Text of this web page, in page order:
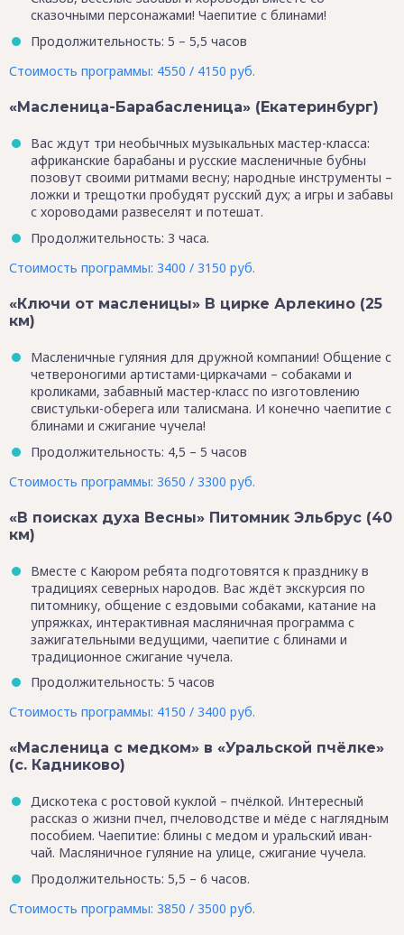
сказочными персонажами! Чаепитие с блинами!
Продолжительность: 5 – 5,5 часов
Стоимость программы: 4550 / 4150 руб.
«Масленица-Барабасленица» (Екатеринбург)
Вас ждут три необычных музыкальных мастер-класса:
африканские барабаны и русские масленичные бубны
позовут своими ритмами весну; народные инструменты –
ложки и трещотки пробудят русский дух; а игры и забавы
с хороводами развеселят и потешат.
Продолжительность: 3 часа.
Стоимость программы: 3400 / 3150 руб.
«Ключи от масленицы» В цирке Арлекино (25
км)
Масленичные гуляния для дружной компании! Общение с
четвероногими артистами-циркачами – собаками и
кроликами, забавный мастер-класс по изготовлению
свистульки-оберега или талисмана. И конечно чаепитие с
блинами и сжигание чучела!
Продолжительность: 4,5 – 5 часов
Стоимость программы: 3650 / 3300 руб.
«В поисках духа Весны» Питомник Эльбрус (40
км)
Вместе с Каюром ребята подготовятся к празднику в
традициях северных народов. Вас ждёт экскурсия по
питомнику, общение с ездовыми собаками, катание на
упряжках, интерактивная масляничная программа с
зажигательными ведущими, чаепитие с блинами и
традиционное сжигание чучела.
Продолжительность: 5 часов
Стоимость программы: 4150 / 3400 руб.
«Масленица с медком» в «Уральской пчёлке»
(с. Кадниково)
Дискотека с ростовой куклой – пчёлкой. Интересный
рассказ о жизни пчел, пчеловодстве и мёде с наглядным
пособием. Чаепитие: блины с медом и уральский иван-
чай. Масляничное гуляние на улице, сжигание чучела.
Продолжительность: 5,5 – 6 часов.
Стоимость программы: 3850 / 3500 руб.